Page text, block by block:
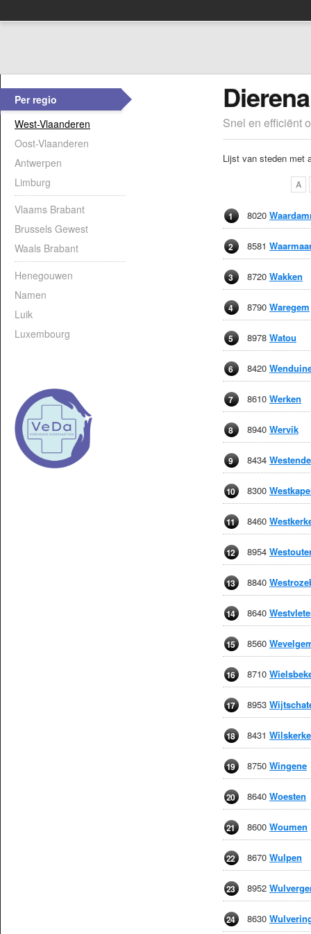
Per regio
West-Vlaanderen
Oost-Vlaanderen
Antwerpen
Limburg
Vlaams Brabant
Brussels Gewest
Waals Brabant
Henegouwen
Namen
Luik
Luxembourg
Snel en efficiënt
Lijst van steden met
A
1 8020
2 8581
3 8720 Wakken
4 8790 Waregem
5 8978 Watou
6 8420
7 8610 Werken
8 8940 Wervik
9 8434 Westende
10 8300
11 8460
12 8954
13 8840
14 8640
15 8560
16 8710
17 8953
18 8431 Wilskerke
19 8750 Wingene
20 8640 Woesten
21 8600 Woumen
22 8670 Wulpen
23 8952
24 8630